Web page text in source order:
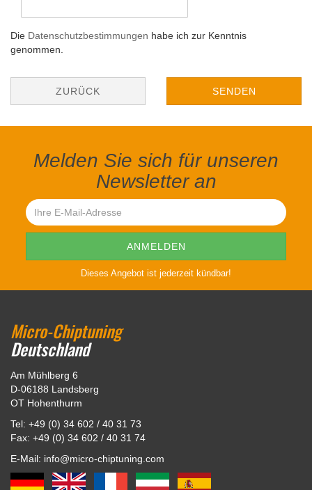
Die Datenschutzbestimmungen habe ich zur Kenntnis
genommen.
ZURÜCK SENDEN
Melden Sie sich für unseren
Newsletter an
Dieses Angebot ist jederzeit kündbar!
Micro-Chiptuning
Deutschland
Am Mühlberg 6
D-06188 Landsberg
OT Hohenthurm
Tel: +49 (0) 34 602 / 40 31 73
Fax: +49 (0) 34 602 / 40 31 74
E-Mail: info@micro-chiptuning.com